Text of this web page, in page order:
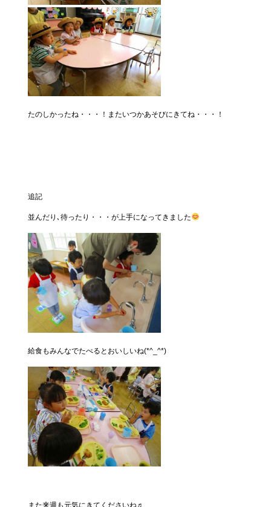
たのしかったね・・・！またいつかあそびにきてね・・・！
追記
並んだり､待ったり・・・が上手になってきました
給食もみんなでたべるとおいしいね(*^_^*)
また来週も元気にきてくださいね♬